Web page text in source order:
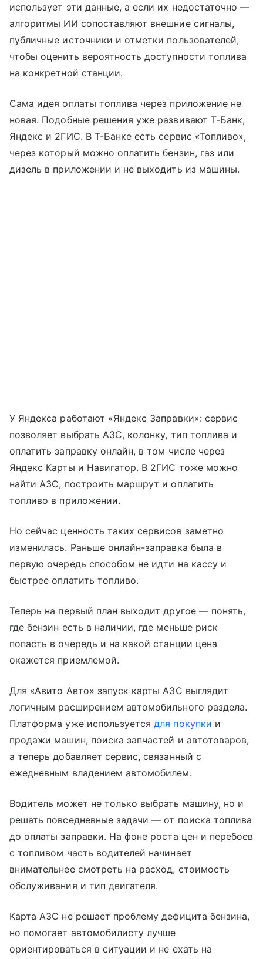
использует эти данные, а если их недостаточно —
алгоритмы ИИ сопоставляют внешние сигналы,
публичные источники и отметки пользователей,
чтобы оценить вероятность доступности топлива
на конкретной станции.
Сама идея оплаты топлива через приложение не
новая. Подобные решения уже развивают Т-Банк,
Яндекс и 2ГИС. В Т-Банке есть сервис «Топливо»,
через который можно оплатить бензин, газ или
дизель в приложении и не выходить из машины.
У Яндекса работают «Яндекс Заправки»: сервис
позволяет выбрать АЗС, колонку, тип топлива и
оплатить заправку онлайн, в том числе через
Яндекс Карты и Навигатор. В 2ГИС тоже можно
найти АЗС, построить маршрут и оплатить
топливо в приложении.
Но сейчас ценность таких сервисов заметно
изменилась. Раньше онлайн-заправка была в
первую очередь способом не идти на кассу и
быстрее оплатить топливо.
Теперь на первый план выходит другое — понять,
где бензин есть в наличии, где меньше риск
попасть в очередь и на какой станции цена
окажется приемлемой.
Для «Авито Авто» запуск карты АЗС выглядит
логичным расширением автомобильного раздела.
Платформа уже используетсядля покупки и
продажи машин, поиска запчастей и автотоваров,
а теперь добавляет сервис, связанный с
ежедневным владением автомобилем.
Водитель может не только выбрать машину, но и
решать повседневные задачи — от поиска топлива
до оплаты заправки. На фоне роста цен и перебоев
с топливом часть водителей начинает
внимательнее смотреть на расход, стоимость
обслуживания и тип двигателя.
Карта АЗС не решает проблему дефицита бензина,
но помогает автомобилисту лучше
ориентироваться в ситуации и не ехать на